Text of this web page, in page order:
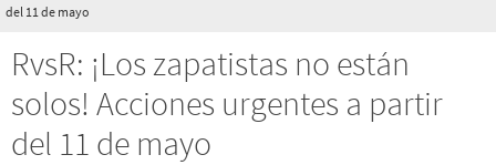
del 11 de mayo
RvsR: ¡Los zapatistas no están
solos! Acciones urgentes a partir
del 11 de mayo